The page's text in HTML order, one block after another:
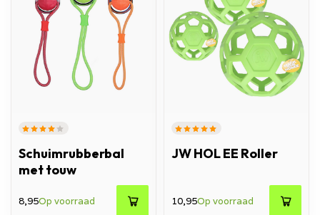
Schuimrubberbal
met touw
8,95Op voorraad
JW HOL EE Roller
10,95Op voorraad